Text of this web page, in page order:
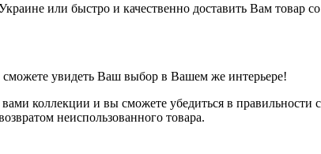
или быстро и качественно доставить Вам товар
увидеть Ваш выбор в Вашем же интерьере!
коллекции и вы сможете убедиться в правильности
неиспользованного товара.